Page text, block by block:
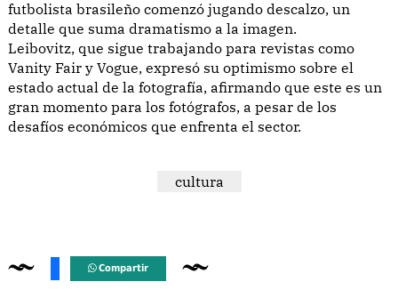
futbolista brasileño comenzó jugando descalzo, un
detalle que suma dramatismo a la imagen.
Leibovitz, que sigue trabajando para revistas como
Vanity Fair y Vogue, expresó su optimismo sobre el
estado actual de la fotografía, afirmando que este es un
gran momento para los fotógrafos, a pesar de los
desafíos económicos que enfrenta el sector.
cultura
Compartir